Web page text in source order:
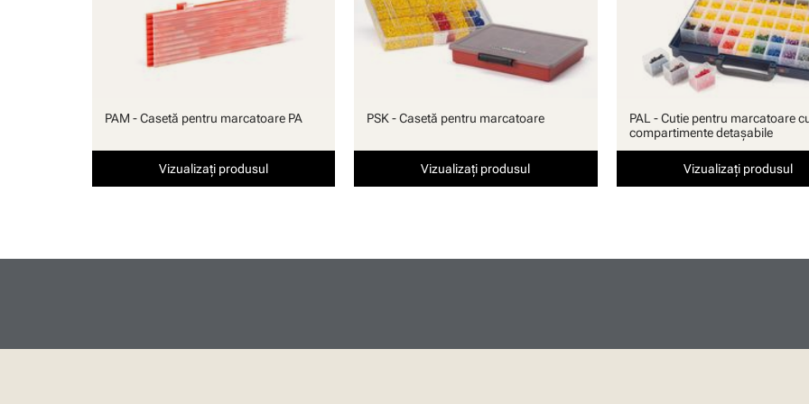
PAM - Casetă pentru marcatoare PA
Vizualizați produsul
PSK - Casetă pentru marcatoare
Vizualizați produsul
PAL - Cutie pentru marcatoare
compartimente detaşabile
Vizualizați produsul